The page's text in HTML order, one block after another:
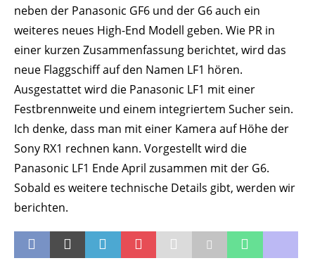
neben der Panasonic GF6 und der G6 auch ein
weiteres neues High-End Modell geben. Wie PR in
einer kurzen Zusammenfassung berichtet, wird das
neue Flaggschiff auf den Namen LF1 hören.
Ausgestattet wird die Panasonic LF1 mit einer
Festbrennweite und einem integriertem Sucher sein.
Ich denke, dass man mit einer Kamera auf Höhe der
Sony RX1 rechnen kann. Vorgestellt wird die
Panasonic LF1 Ende April zusammen mit der G6.
Sobald es weitere technische Details gibt, werden wir
berichten.